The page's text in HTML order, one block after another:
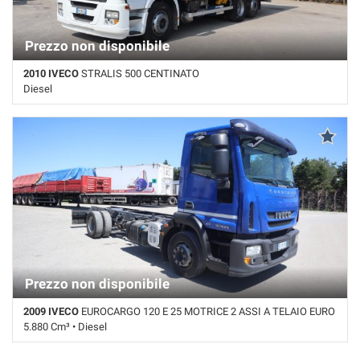
Prezzo non disponibile
2010 IVECO STRALIS 500 CENTINATO
Diesel
Km non disponibile • Cambio Automatico • Bianco pastello
Prezzo non disponibile
2009 IVECO EUROCARGO 120 E 25 MOTRICE 2 ASSI A TELAIO EURO
5.880 Cm³ • Diesel